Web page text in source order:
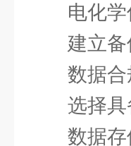
电化
建立
数据合
选择具
数据